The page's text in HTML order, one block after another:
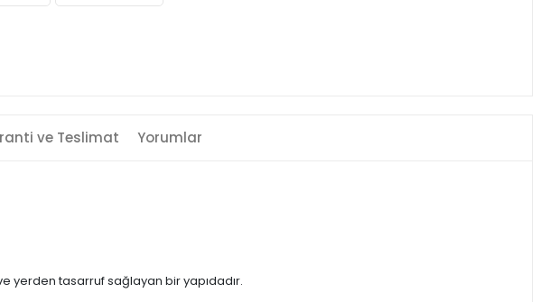
ve Teslimat Yorumlar
yerden tasarruf sağlayan bir yapıdadır.